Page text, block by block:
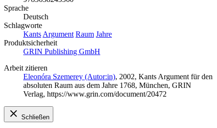
Sprache
Deutsch
Schlagworte
Kants Argument Raum Jahre
Produktsicherheit
GRIN Publishing GmbH
Arbeit zitieren
Eleonóra Szemerey (Autor:in), 2002, Kants Argument für den
absoluten Raum aus dem Jahre 1768, München, GRIN
Verlag, https://www.grin.com/document/20472
Schließen